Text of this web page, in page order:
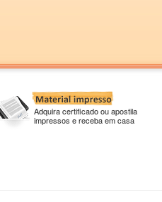
Adquira certificado ou apostila
impressos e receba em casa